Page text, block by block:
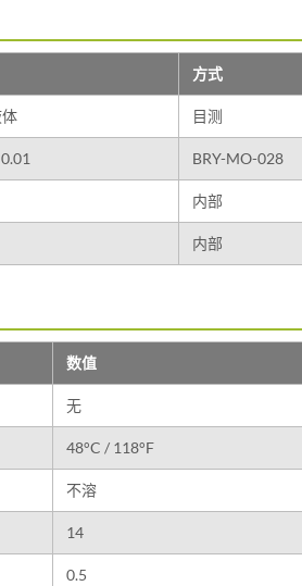
方式
目测
BRY-MO-028
内部
内部
数值
无
48°C / 118°F
不溶
14
0.5